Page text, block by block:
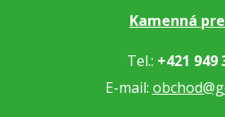
Kamenná
Tel.: +421 949
E-mail: